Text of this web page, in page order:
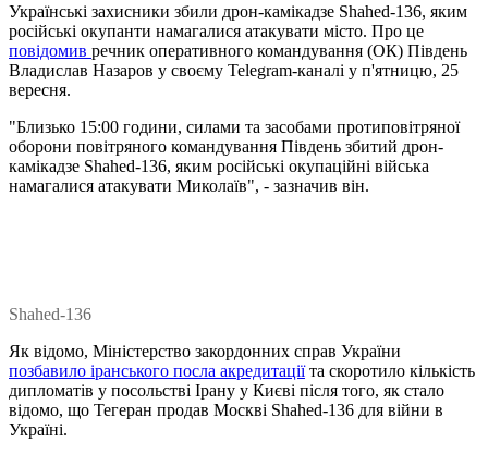
Українські захисники збили дрон-камікадзе Shahed-136, яким
російські окупанти намагалися атакувати місто. Про це
повідомив речник оперативного командування (ОК) Південь
Владислав Назаров у своєму Telegram-каналі у п'ятницю, 25
вересня.
"Близько 15:00 години, силами та засобами протиповітряної
оборони повітряного командування Південь збитий дрон-
камікадзе Shahed-136, яким російські окупаційні війська
намагалися атакувати Миколаїв", - зазначив він.
Shahed-136
Як відомо, Міністерство закордонних справ України
позбавило іранського посла акредитаціїта скоротило кількість
дипломатів у посольстві Ірану у Києві після того, як стало
відомо, що Тегеран продав Москві Shahed-136 для війни в
Україні.